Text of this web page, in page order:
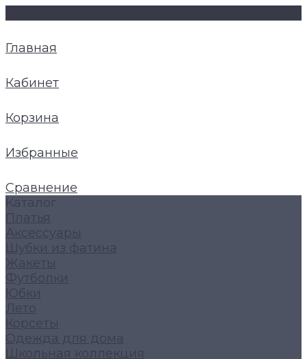
Главная
Кабинет
Корзина
Избранные
Сравнение
Каталог
Платья
Аксессуары
Шубки из фатина
Жакеты
Футболки
Юбки
Лето
Корсеты
Одежда для дома
Школьная коллекция